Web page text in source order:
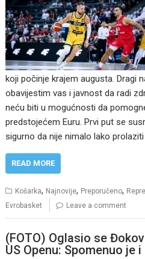
koji počinje krajem augusta. Dragi
obavijestim vas i javnost da radi
neću biti u mogućnosti da
predstojećem Euru. Prvi put se
sigurno da nije nimalo lako
READ MORE
Košarka, Najnovije, Preporučeno,
Evrobasket Leave a comment
(FOTO) Oglasio se
US Openu: Spomenuo je